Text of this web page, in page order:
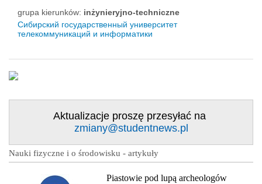
grupa kierunków: inżynieryjno-techniczne
Сибирский государственный университет
телекоммуникаций и информатики
Aktualizacje proszę przesyłać na
zmiany@studentnews.pl
Nauki fizyczne i o środowisku - artykuły
Piastowie pod lupą archeologów